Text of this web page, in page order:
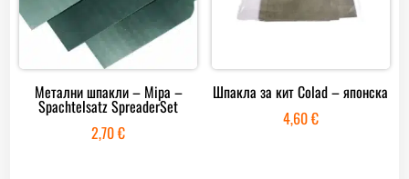
Метални шпакли – Mipa –
Spachtelsatz SpreaderSet
2,70€
Шпакла за кит Colad – японска
4,60€